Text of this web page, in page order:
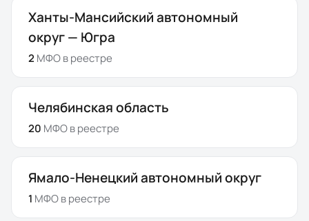
Ханты-Мансийский автономный
округ — Югра
2 МФОв реестре
Челябинская область
20 МФОв реестре
Ямало-Ненецкий автономный округ
1 МФОв реестре